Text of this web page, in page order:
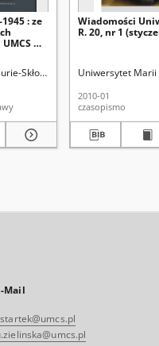
JadwigaWojnarowicz, Stanisława
: ze
w
Skłodowskiej (Lublin).
Wiadomości
R. 20, nr 1
Uniwersytet Marii
2010-01
czasopismo
Mail